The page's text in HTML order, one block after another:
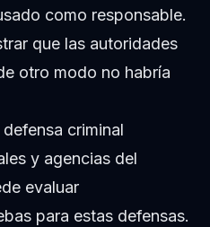
como responsable.
que las autoridades
otro modo no habría
criminal
y agencias del
evaluar
para estas defensas.